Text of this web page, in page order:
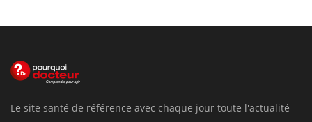
Le site santé de référence avec chaque jour toute l'actualité